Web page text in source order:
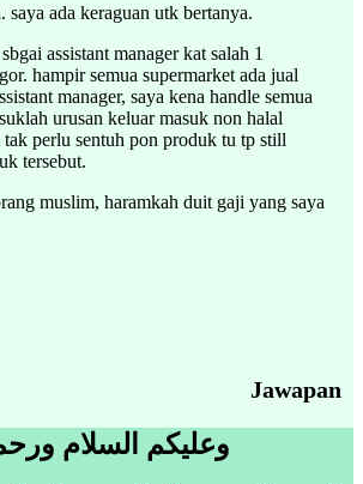
saya ada keraguan utk bertanya.
assistant manager kat salah 1
hampir semua supermarket ada jual
manager, saya kena handle semua
urusan keluar masuk non halal
perlu sentuh pon produk tu tp still
tersebut.
muslim, haramkah duit gaji yang saya
Jawapan